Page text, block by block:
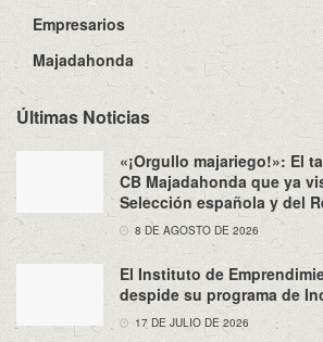
Empresarios
Majadahonda
Últimas Noticias
«¡Orgullo majariego!»: El
CB Majadahonda que ya
Selección española y del
8 DE AGOSTO DE 2026
El Instituto de
despide su programa de
17 DE JULIO DE 2026